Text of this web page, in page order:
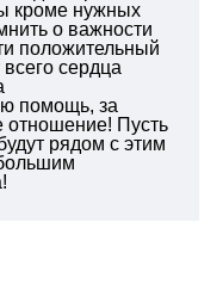
кроме нужных
о важности
положительный
сердца
помощь, за
отношение! Пусть
рядом с этим